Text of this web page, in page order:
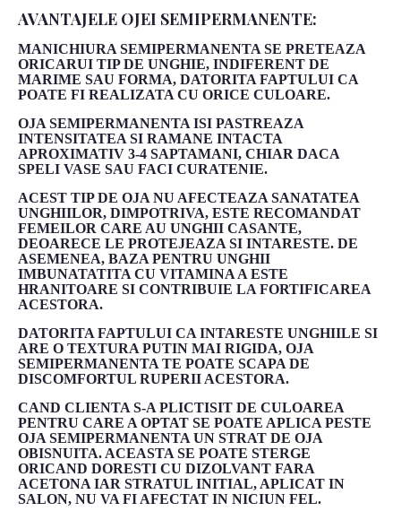
AVANTAJELE OJEI SEMIPERMANENTE:
MANICHIURA SEMIPERMANENTA SE PRETEAZA
ORICARUI TIP DE UNGHIE, INDIFERENT DE
MARIME SAU FORMA, DATORITA FAPTULUI CA
POATE FI REALIZATA CU ORICE CULOARE.
OJA SEMIPERMANENTA ISI PASTREAZA
INTENSITATEA SI RAMANE INTACTA
APROXIMATIV 3-4 SAPTAMANI, CHIAR DACA
SPELI VASE SAU FACI CURATENIE.
ACEST TIP DE OJA NU AFECTEAZA SANATATEA
UNGHIILOR, DIMPOTRIVA, ESTE RECOMANDAT
FEMEILOR CARE AU UNGHII CASANTE,
DEOARECE LE PROTEJEAZA SI INTARESTE. DE
ASEMENEA, BAZA PENTRU UNGHII
IMBUNATATITA CU VITAMINA A ESTE
HRANITOARE SI CONTRIBUIE LA FORTIFICAREA
ACESTORA.
DATORITA FAPTULUI CA INTARESTE UNGHIILE SI
ARE O TEXTURA PUTIN MAI RIGIDA, OJA
SEMIPERMANENTA TE POATE SCAPA DE
DISCOMFORTUL RUPERII ACESTORA.
CAND CLIENTA S-A PLICTISIT DE CULOAREA
PENTRU CARE A OPTAT SE POATE APLICA PESTE
OJA SEMIPERMANENTA UN STRAT DE OJA
OBISNUITA. ACEASTA SE POATE STERGE
ORICAND DORESTI CU DIZOLVANT FARA
ACETONA IAR STRATUL INITIAL, APLICAT IN
SALON, NU VA FI AFECTAT IN NICIUN FEL.